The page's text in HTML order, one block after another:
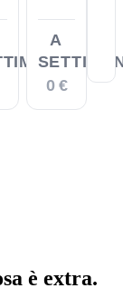
A
0 €
è extra.